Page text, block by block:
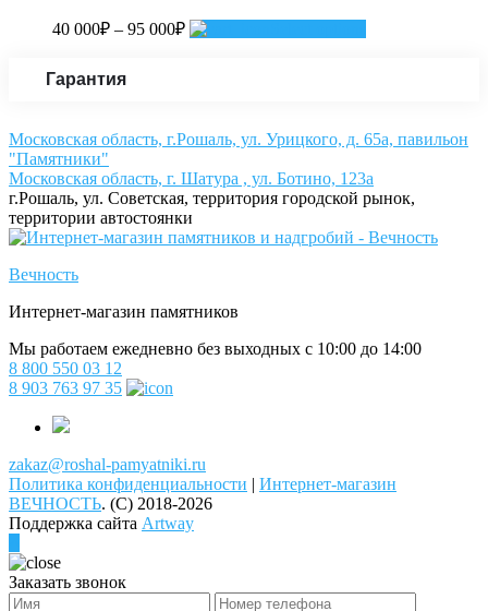
40 000₽ – 95 000₽
Гарантия
Московская область, г.Рошаль, ул. Урицкого, д. 65а, павильон
"Памятники"
Московская область, г. Шатура , ул. Ботино, 123а
г.Рошаль, ул. Советская, территория городской рынок,
территории автостоянки
Вечность
Интернет-магазин памятников
Мы работаем ежедневно без выходных с 10:00 до 14:00
8 800 550 03 12
8 903 763 97 35
zakaz@roshal-pamyatniki.ru
Политика конфиденциальности | Интернет-магазин
ВЕЧНОСТЬ. (C) 2018-2026
Поддержка сайта Artway
Заказать звонок